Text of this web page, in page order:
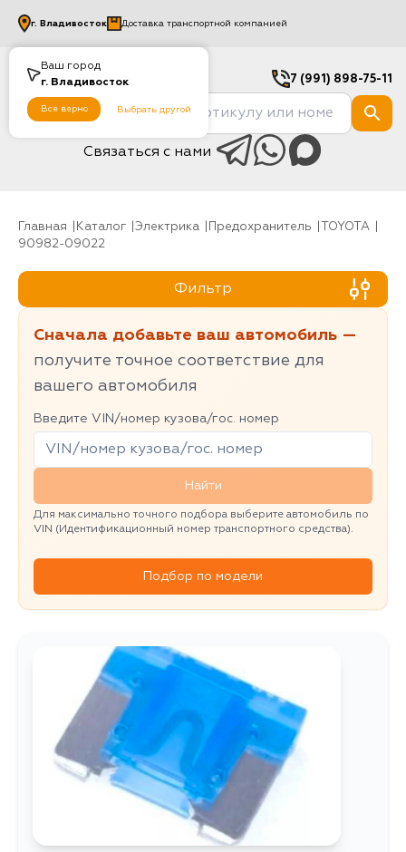
Ваш город
г. Владивосток
Все верно Выбрать другой
г. Владивосток Доставка транспортной компанией
7 (991) 898-75-11
Связаться с нами
Главная Каталог Электрика Предохранитель
TOYOTA
90982-09022
Фильтр
Сначала добавьте ваш автомобиль —
получите точное соответствие для
вашего автомобиля
Введите VIN/номер кузова/гос. номер
Найти
Для максимально точного подбора выберите автомобиль по
VIN (Идентификационный номер транспортного средства).
Подбор по модели